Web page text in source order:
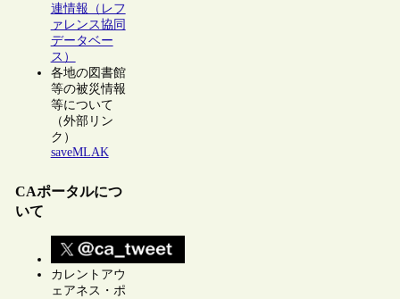
連情報（レフ
ァレンス協同
データベー
ス）
各地の図書館
等の被災情報
等について
（外部リン
ク）
saveMLAK
CAポータルにつ
いて
カレントアウ
ェアネス・ポ